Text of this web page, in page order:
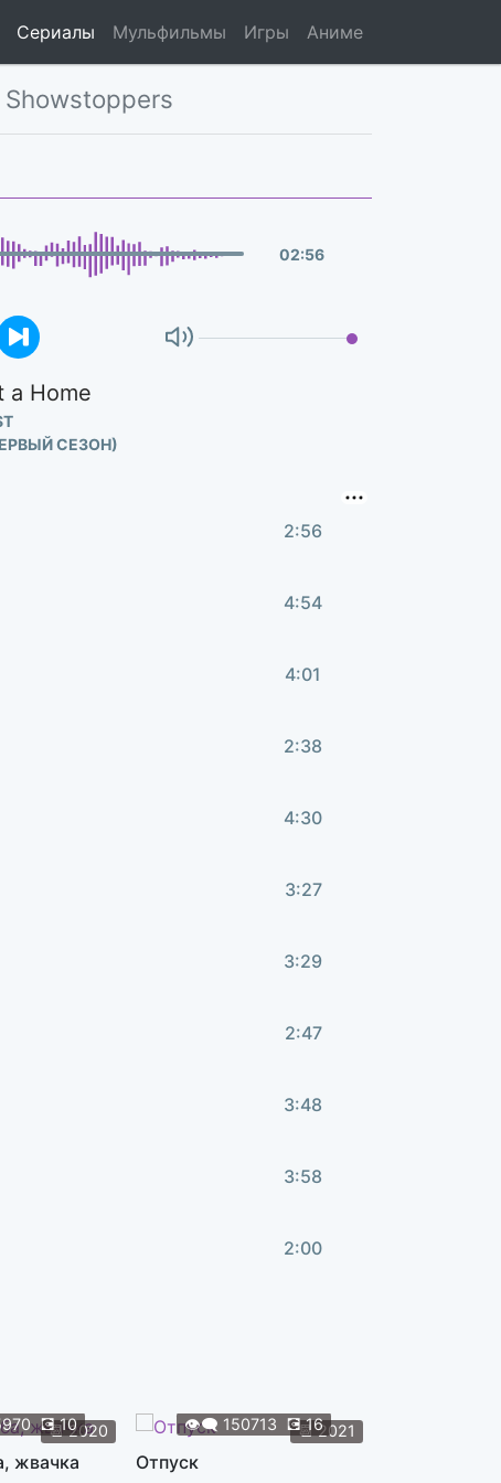
Сериалы Мульфильмы Игры Аниме
Showstoppers
02:56
a Home
СЕЗОН)
2:56
4:54
4:01
2:38
4:30
3:27
3:29
2:47
3:48
3:58
2:00
📆2020
💽10
жвачка
📆2021
👁️‍🗨️ 150713 💽16
Отпуск